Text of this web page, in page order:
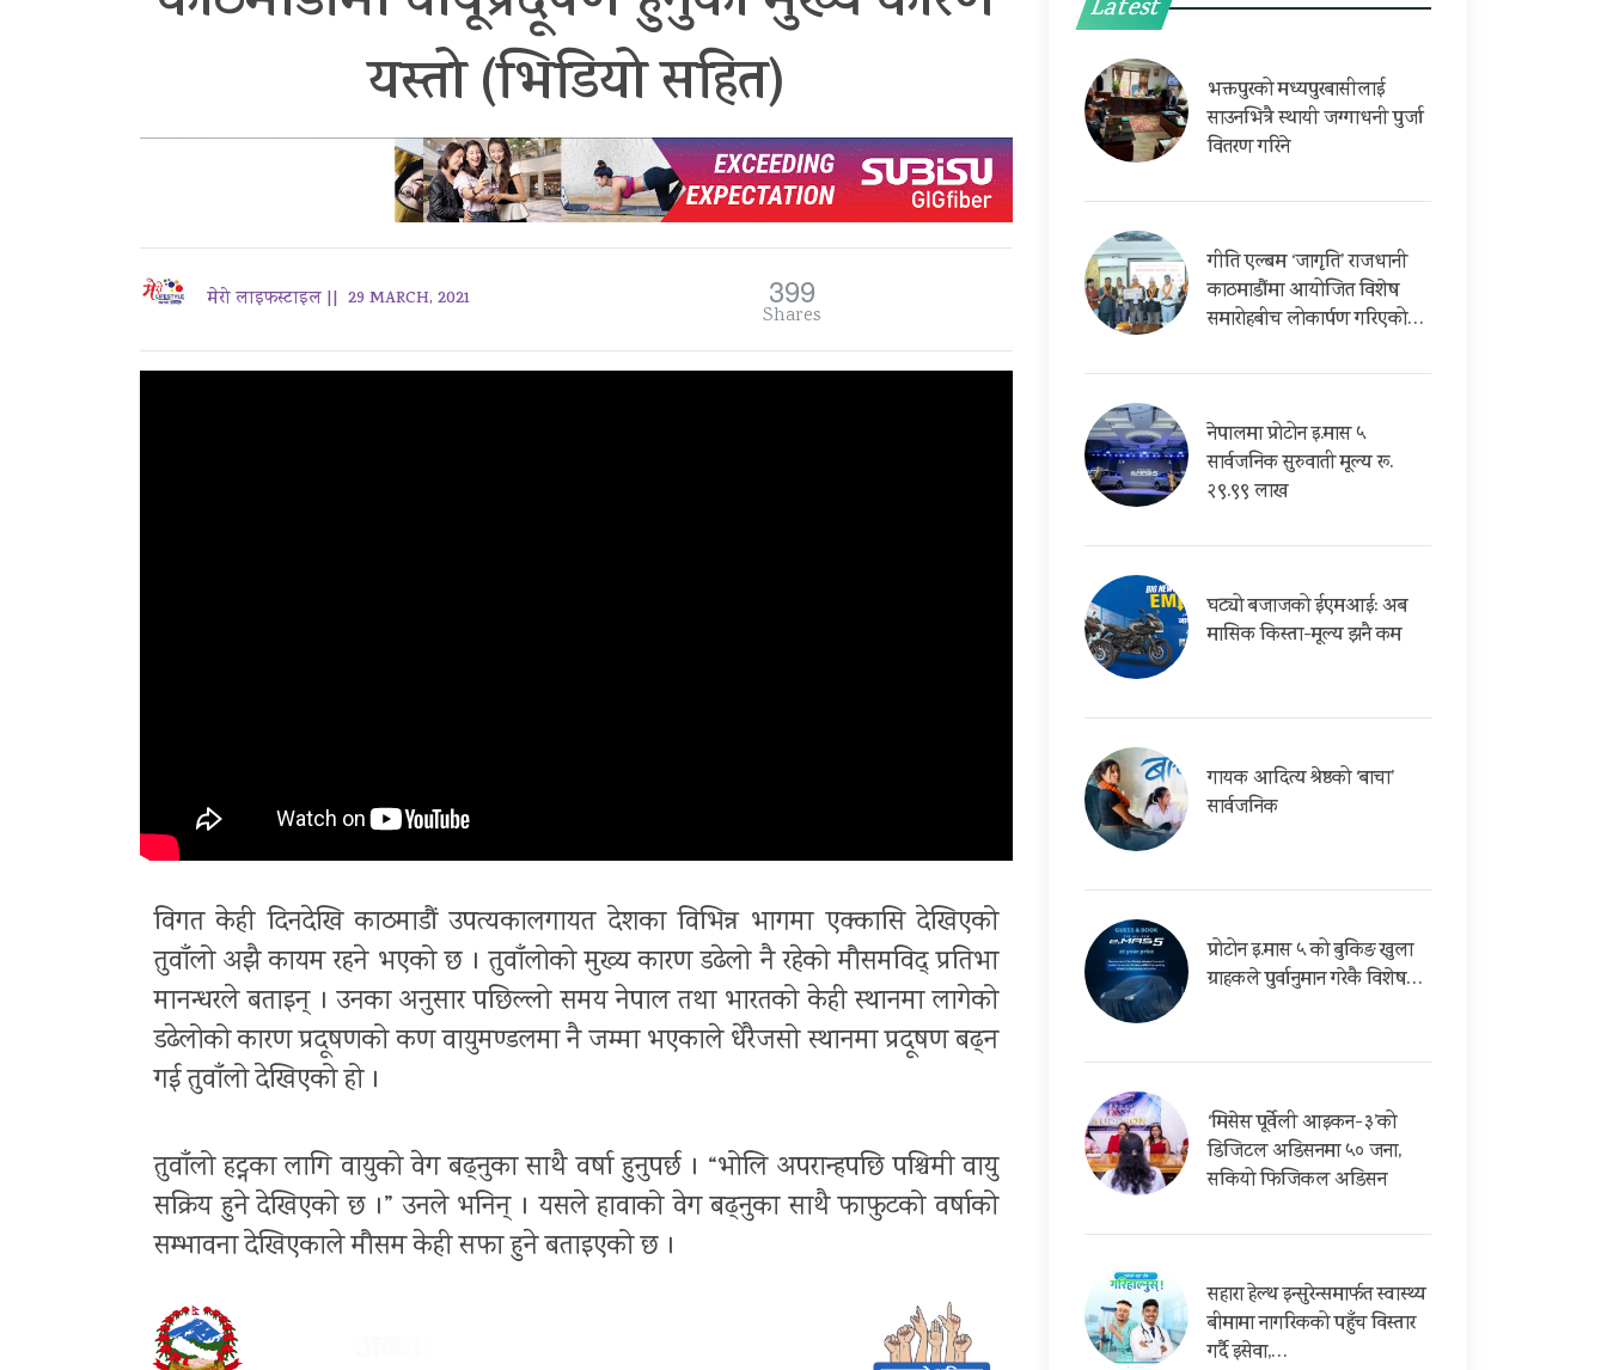
यस्तो (भिडियो सहित)
मेरो लाइफस्टाइल || 29 MARCH, 2021 399
Shares
विगत केही दिनदेखि काठमाडौं उपत्यकालगायत देशका विभिन्न भागमा एक्कासि देखिएको
तुवाँलो अझै कायम रहने भएको छ । तुवाँलोको मुख्य कारण डढेलो नै रहेको मौसमविद् प्रतिभा
मानन्धरले बताइन् । उनका अनुसार पछिल्लो समय नेपाल तथा भारतको केही स्थानमा लागेको
डढेलोको कारण प्रदूषणको कण वायुमण्डलमा नै जम्मा भएकाले धेरैजसो स्थानमा प्रदूषण बढ्न
गई तुवाँलो देखिएको हो ।
तुवाँलो हट्नका लागि वायुको वेग बढ्नुका साथै वर्षा हुनुपर्छ । “भोलि अपरान्हपछि पश्चिमी वायु
सक्रिय हुने देखिएको छ ।” उनले भनिन् । यसले हावाको वेग बढ्नुका साथै फाफुटको वर्षाको
सम्भावना देखिएकाले मौसम केही सफा हुने बताइएको छ ।
Latest
भक्तपुरको मध्यपुरबासीलाई
साउनभित्रै स्थायी जग्गाधनी पुर्जा
वितरण गरिने
गीति एल्बम ‘जागृति’ राजधानी
काठमाडौंमा आयोजित विशेष
समारोहबीच लोकार्पण गरिएको…
नेपालमा प्रोटोन इ.मास ५
सार्वजनिक सुरुवाती मूल्य रू.
२९.९९ लाख
घट्यो बजाजको ईएमआई: अब
मासिक किस्ता-मूल्य झनै कम
गायक आदित्य श्रेष्ठको ‘बाचा’
सार्वजनिक
प्रोटोन इ.मास ५ को बुकिङ खुला
ग्राहकले पुर्वानुमान गरेकै विशेष…
‘मिसेस पूर्वेली आइकन-३’को
डिजिटल अडिसनमा ५० जना,
सकियो फिजिकल अडिसन
सहारा हेल्थ इन्सुरेन्समार्फत स्वास्थ्य
बीमामा नागरिकको पहुँच विस्तार
गर्दै इसेवा,…